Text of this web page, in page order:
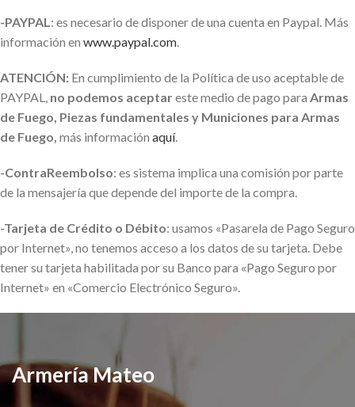
-PAYPAL: es necesario de disponer de una cuenta en Paypal. Más
información en www.paypal.com.
ATENCIÓN: En cumplimiento de la Política de uso aceptable de
PAYPAL, no podemos aceptareste medio de pago para Armas
de Fuego, Piezas fundamentales y Municiones para Armas
de Fuego, más información aquí.
-ContraReembolso: es sistema implica una comisión por parte
de la mensajería que depende del importe de la compra.
-Tarjeta de Crédito o Débito: usamos «Pasarela de Pago Seguro
por Internet», no tenemos acceso a los datos de su tarjeta. Debe
tener su tarjeta habilitada por su Banco para «Pago Seguro por
Internet» en «Comercio Electrónico Seguro».
Armería Mateo